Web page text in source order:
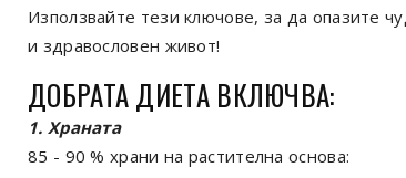
Използвайте тези ключове, за да опазите
и здравословен живот!
ДОБРАТА ДИЕТА ВКЛЮЧВА:
1. Храната
85 - 90 % храни на растителна основа: